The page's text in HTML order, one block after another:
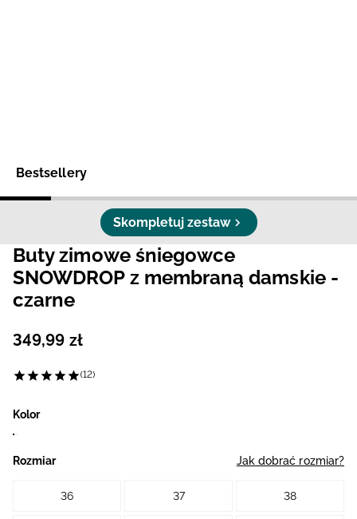
Bestsellery
Skompletuj zestaw
Buty zimowe śniegowce
SNOWDROP z membraną damskie -
czarne
349,99 zł
(12)
Kolor
Rozmiar Jak dobrać rozmiar?
36 37 38